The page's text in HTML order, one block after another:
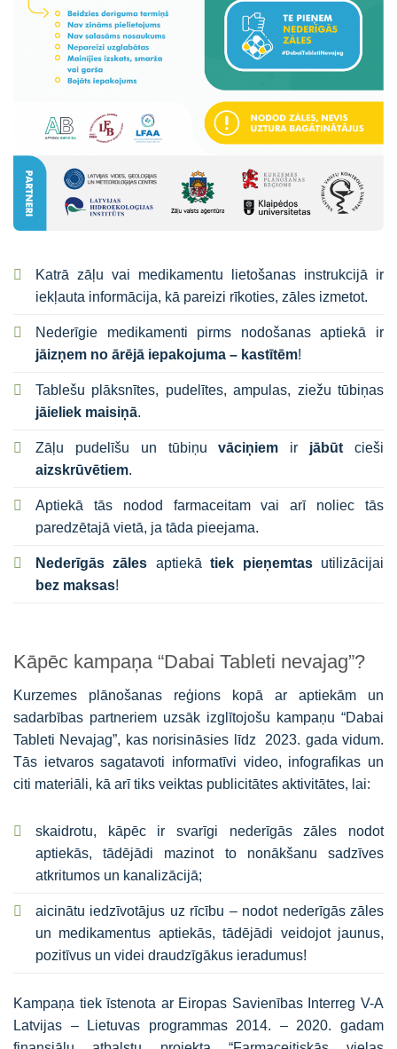
Katrā zāļu vai medikamentu lietošanas instrukcijā ir
iekļauta informācija, kā pareizi rīkoties, zāles izmetot.
Nederīgie medikamenti pirms nodošanas aptiekā ir
jāizņem no ārējā iepakojuma – kastītēm!
Tablešu plāksnītes, pudelītes, ampulas, ziežu tūbiņas
jāieliek maisiņā.
Zāļu pudelīšu un tūbiņuvāciņiem ir jābūt cieši
aizskrūvētiem.
Aptiekā tās nodod farmaceitam vai arī noliec tās
paredzētajā vietā, ja tāda pieejama.
Nederīgās zāles aptiekātiek pieņemtasutilizācijai
bez maksas!
Kāpēc kampaņa “Dabai Tableti nevajag”?
Kurzemes plānošanas reģions kopā ar aptiekām un
sadarbības partneriem uzsāk izglītojošu kampaņu “Dabai
Tableti Nevajag”, kas norisināsies līdz 2023. gada vidum.
Tās ietvaros sagatavoti informatīvi video, infografikas un
citi materiāli, kā arī tiks veiktas publicitātes aktivitātes, lai:
skaidrotu, kāpēc ir svarīgi nederīgās zāles nodot
aptiekās, tādējādi mazinot to nonākšanu sadzīves
atkritumos un kanalizācijā;
aicinātu iedzīvotājus uz rīcību – nodot nederīgās zāles
un medikamentus aptiekās, tādējādi veidojot jaunus,
pozitīvus un videi draudzīgākus ieradumus!
Kampaņa tiek īstenota ar Eiropas Savienības Interreg V-A
Latvijas – Lietuvas programmas 2014. – 2020. gadam